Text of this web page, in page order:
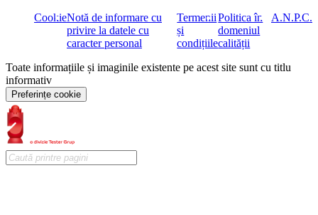
CookieNotă de informare cu
privire la datele cu
caracter personal
Termenii
și
condițiile
Politica în
domeniul
calității
A.N.P.C.
Toate informațiile și imaginile existente pe acest site sunt cu titlu
informativ
Preferințe cookie